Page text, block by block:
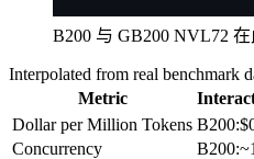
B200 与 GB200 NVL72
Interpolated from real benchmark
Metric
Dollar per Million Tokens B200:
Concurrency
B200: